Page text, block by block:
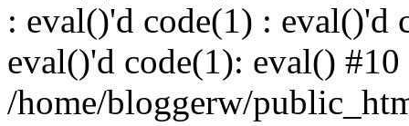
: eval()'d code(1) : eval()'d
eval()'d code(1): eval() #10
/home/bloggerw/